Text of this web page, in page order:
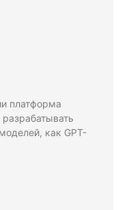
платформа
как GPT-